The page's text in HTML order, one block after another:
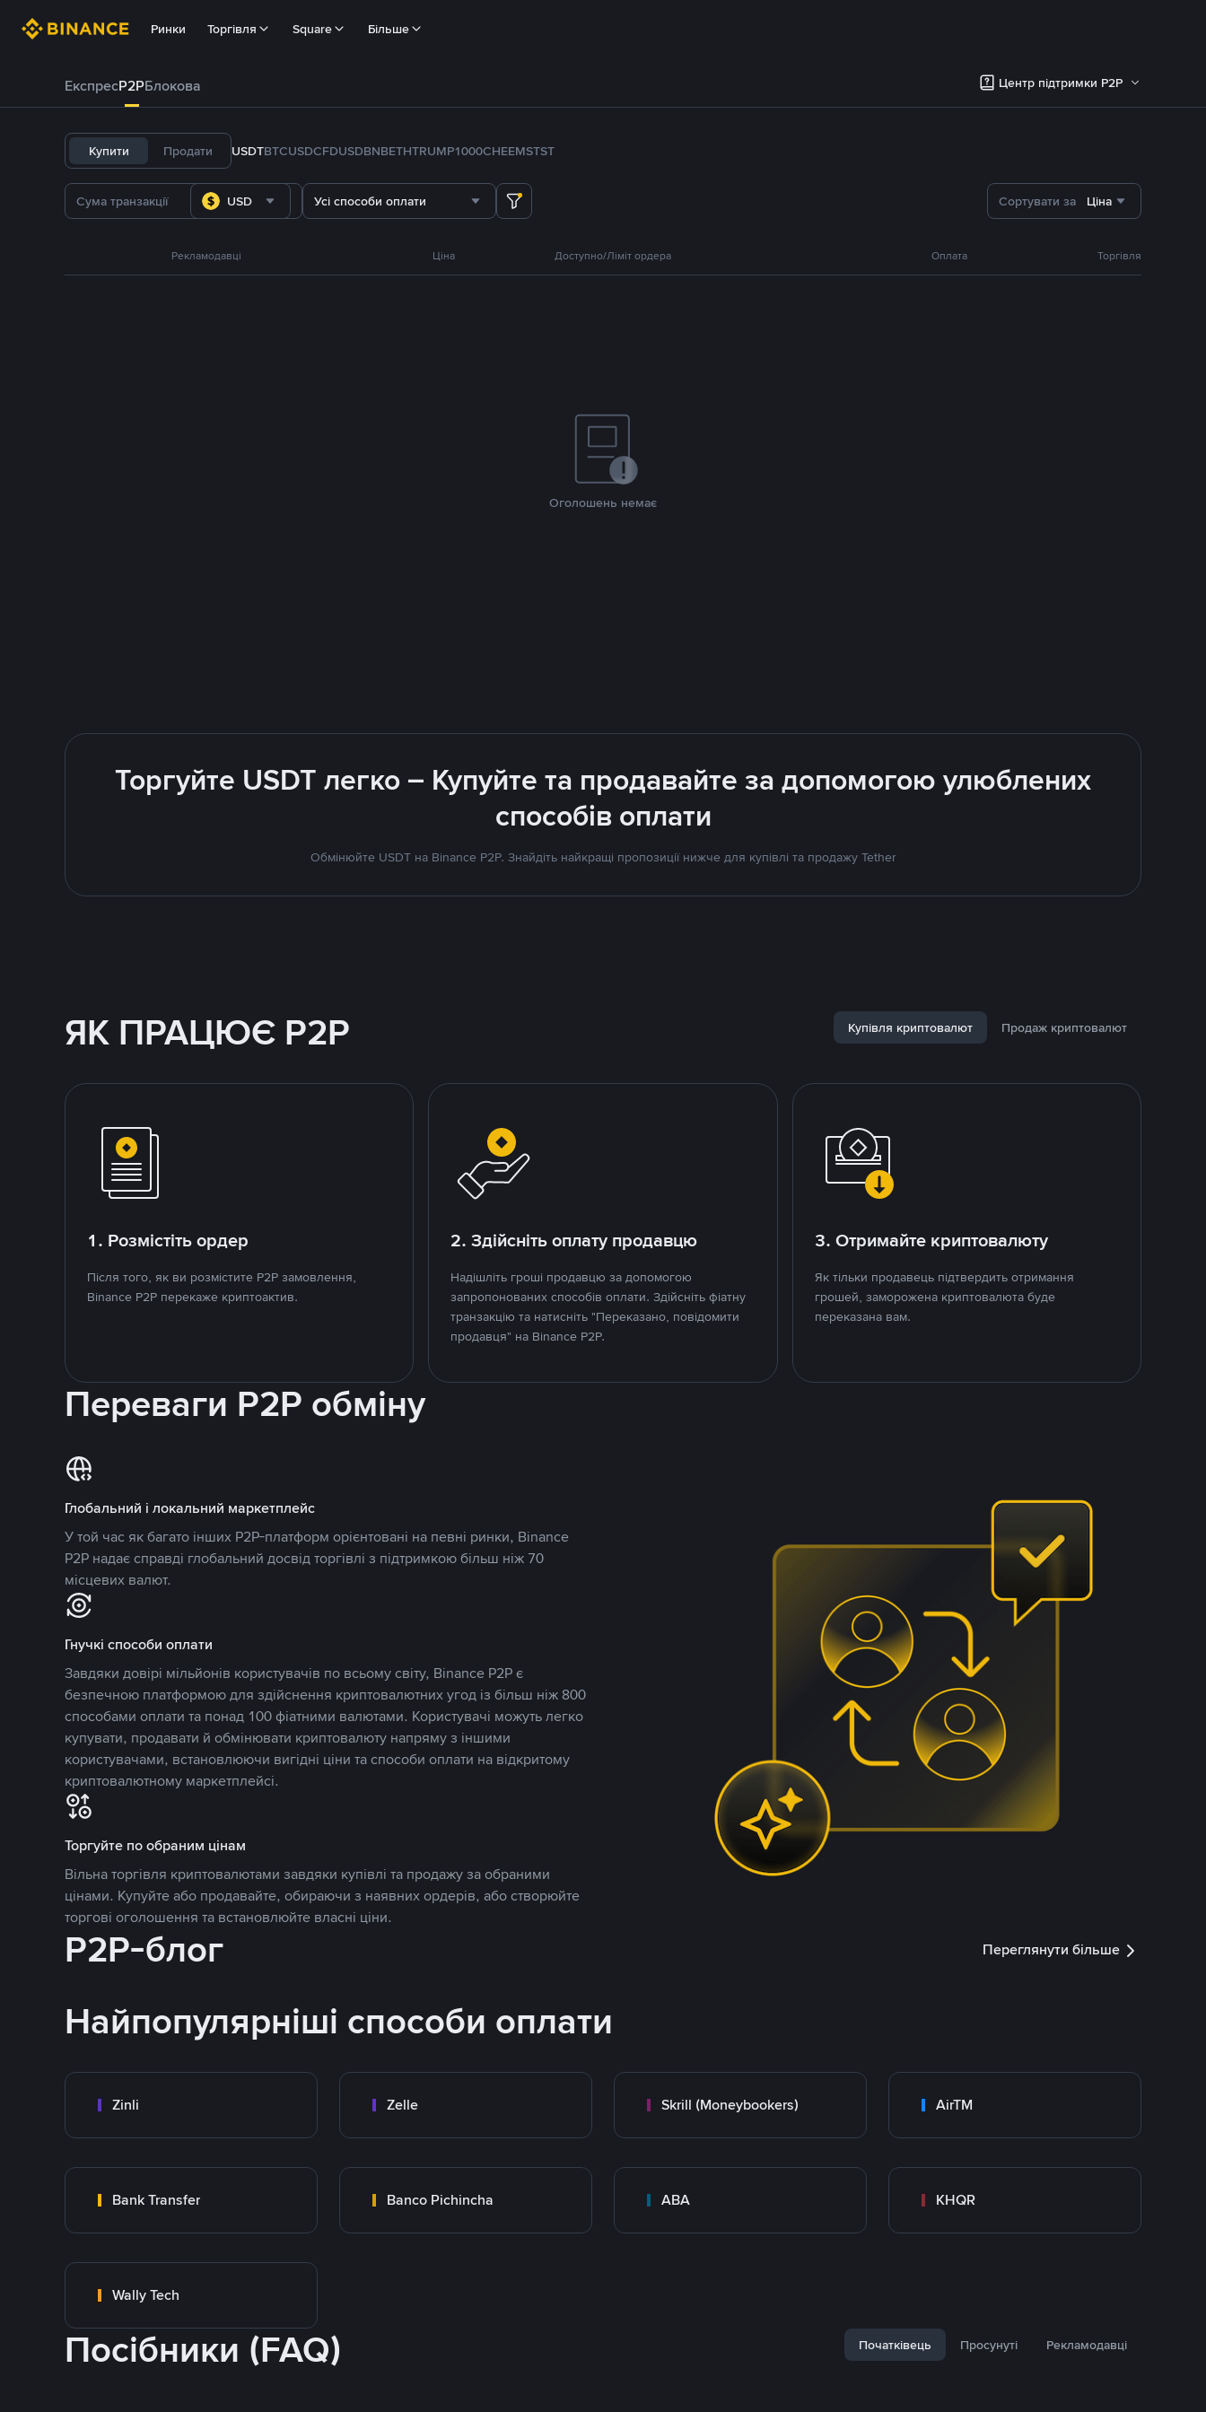
Ринки Торгівля Square Більше
ЕкспресP2PБлокова Центр підтримки P2P
Купити Продати USDTBTCUSDCFDUSDBNBETHTRUMP1000CHEEMSTST
USD Усі способи оплати Сортувати за Ціна
Рекламодавці Ціна Доступно/Ліміт ордера Оплата Торгівля
Оголошень немає
Торгуйте USDT легко – Купуйте та продавайте за допомогою улюблених
способів оплати
Обмінюйте USDT на Binance P2P. Знайдіть найкращі пропозиції нижче для купівлі та продажу Tether
ЯК ПРАЦЮЄ P2P Купівля криптовалют Продаж криптовалют
1. Розмістіть ордер
Після того, як ви розмістите P2P замовлення,
Binance P2P перекаже криптоактив.
2. Здійсніть оплату продавцю
Надішліть гроші продавцю за допомогою
запропонованих способів оплати. Здійсніть фіатну
транзакцію та натисніть "Переказано, повідомити
продавця" на Binance P2P.
3. Отримайте криптовалюту
Як тільки продавець підтвердить отримання
грошей, заморожена криптовалюта буде
переказана вам.
Переваги P2P обміну
Глобальний і локальний маркетплейс
У той час як багато інших P2P-платформ орієнтовані на певні ринки, Binance
P2P надає справді глобальний досвід торгівлі з підтримкою більш ніж 70
місцевих валют.
Гнучкі способи оплати
Завдяки довірі мільйонів користувачів по всьому світу, Binance P2P є
безпечною платформою для здійснення криптовалютних угод із більш ніж 800
способами оплати та понад 100 фіатними валютами. Користувачі можуть легко
купувати, продавати й обмінювати криптовалюту напряму з іншими
користувачами, встановлюючи вигідні ціни та способи оплати на відкритому
криптовалютному маркетплейсі.
Торгуйте по обраним цінам
Вільна торгівля криптовалютами завдяки купівлі та продажу за обраними
цінами. Купуйте або продавайте, обираючи з наявних ордерів, або створюйте
торгові оголошення та встановлюйте власні ціни.
P2P-блог Переглянути більше
Найпопулярніші способи оплати
Zinli Zelle Skrill (Moneybookers) AirTM
Bank Transfer Banco Pichincha ABA KHQR
Wally Tech
Посібники (FAQ) Початківець Просунуті Рекламодавці